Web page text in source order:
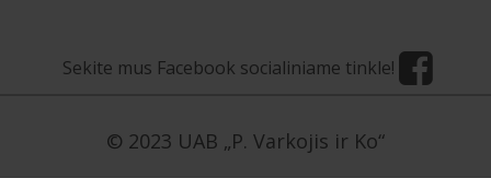
Sekite mus Facebook socialiniame tinkle!
© 2023 UAB „P. Varkojis ir Ko“